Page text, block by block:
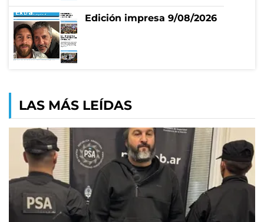
Edición impresa 9/08/2026
LAS MÁS LEÍDAS